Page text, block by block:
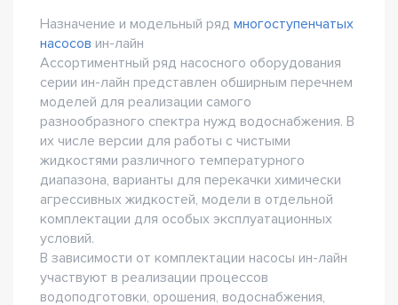
Назначение и модельный ряд многоступенчатых
насосов ин-лайн
Ассортиментный ряд насосного оборудования
серии ин-лайн представлен обширным перечнем
моделей для реализации самого
разнообразного спектра нужд водоснабжения. В
их числе версии для работы с чистыми
жидкостями различного температурного
диапазона, варианты для перекачки химически
агрессивных жидкостей, модели в отдельной
комплектации для особых эксплуатационных
условий.
В зависимости от комплектации насосы ин-лайн
участвуют в реализации процессов
водоподготовки, орошения, водоснабжения,